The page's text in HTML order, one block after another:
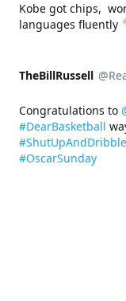
Kobe got chips,
languages fluently
TheBillRussell
Congratulations to
#DearBasketball
#ShutUpAndDribble
#OscarSunday